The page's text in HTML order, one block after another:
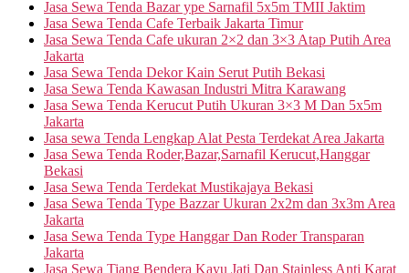
Jasa Sewa Tenda Bazar ype Sarnafil 5x5m TMII Jaktim
Jasa Sewa Tenda Cafe Terbaik Jakarta Timur
Jasa Sewa Tenda Cafe ukuran 2×2 dan 3×3 Atap Putih Area
Jakarta
Jasa Sewa Tenda Dekor Kain Serut Putih Bekasi
Jasa Sewa Tenda Kawasan Industri Mitra Karawang
Jasa Sewa Tenda Kerucut Putih Ukuran 3×3 M Dan 5x5m
Jakarta
Jasa sewa Tenda Lengkap Alat Pesta Terdekat Area Jakarta
Jasa Sewa Tenda Roder,Bazar,Sarnafil Kerucut,Hanggar
Bekasi
Jasa Sewa Tenda Terdekat Mustikajaya Bekasi
Jasa Sewa Tenda Type Bazzar Ukuran 2x2m dan 3x3m Area
Jakarta
Jasa Sewa Tenda Type Hanggar Dan Roder Transparan
Jakarta
Jasa Sewa Tiang Bendera Kayu Jati Dan Stainless Anti Karat